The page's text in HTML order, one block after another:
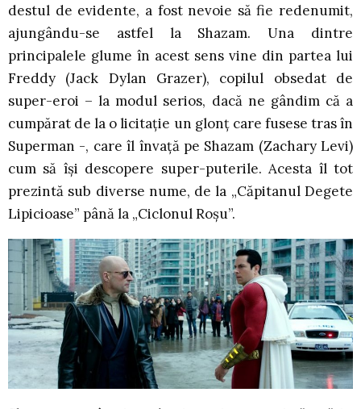
destul de evidente, a fost nevoie să fie redenumit,
ajungându-se astfel la Shazam. Una dintre
principalele glume în acest sens vine din partea lui
Freddy (Jack Dylan Grazer), copilul obsedat de
super-eroi – la modul serios, dacă ne gândim că a
cumpărat de la o licitație un glonț care fusese tras în
Superman -, care îl învață pe Shazam (Zachary Levi)
cum să își descopere super-puterile. Acesta îl tot
prezintă sub diverse nume, de la „Căpitanul Degete
Lipicioase” până la „Ciclonul Roșu”.